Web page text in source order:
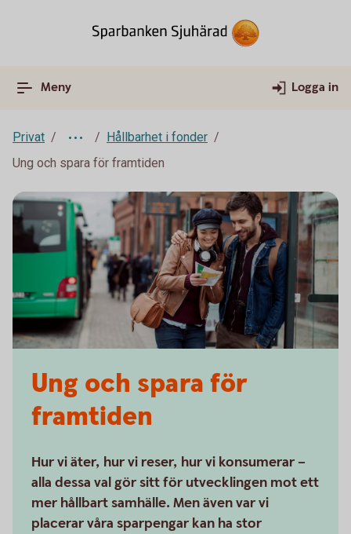
Meny Logga in
Privat
Hållbarhet i fonder
Ung och spara för framtiden
Ung och spara för
framtiden
Hur vi äter, hur vi reser, hur vi konsumerar –
alla dessa val gör sitt för utvecklingen mot ett
mer hållbart samhälle. Men även var vi
placerar våra sparpengar kan ha stor